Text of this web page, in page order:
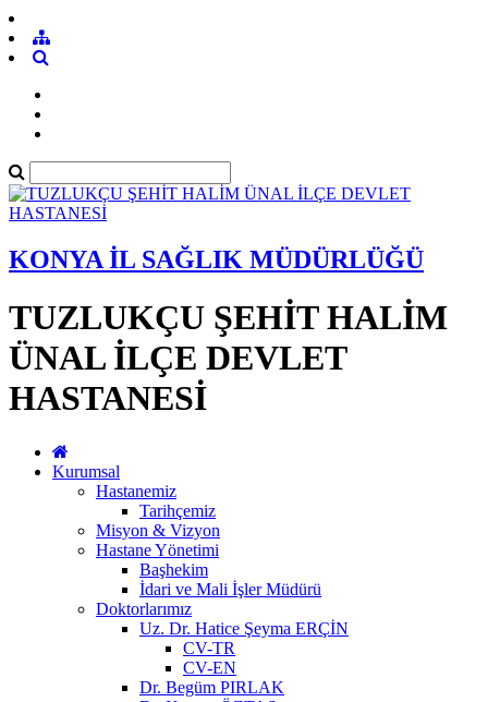
KONYA İL SAĞLIK MÜDÜRLÜĞÜ
TUZLUKÇU ŞEHİT HALİM
ÜNAL İLÇE DEVLET
HASTANESİ
Kurumsal
Hastanemiz
Tarihçemiz
Misyon & Vizyon
Hastane Yönetimi
Başhekim
İdari ve Mali İşler Müdürü
Doktorlarımız
Uz. Dr. Hatice Şeyma ERÇİN
CV-TR
CV-EN
Dr. Begüm PIRLAK